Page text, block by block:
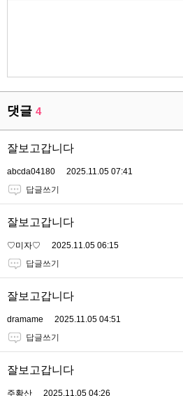
댓글 4
잘보고갑니다
abcda04180
2025.11.05 07:41
답글쓰기
잘보고갑니다
♡미자♡
2025.11.05 06:15
답글쓰기
잘보고갑니다
dramame
2025.11.05 04:51
답글쓰기
잘보고갑니다
주황산 2025.11.05 04:26